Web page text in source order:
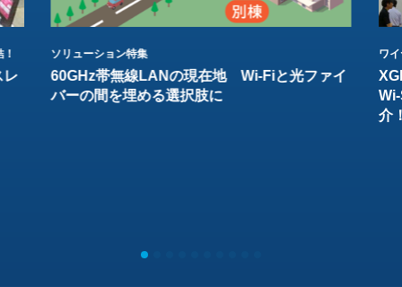
レ
ソリューション特集
60GHz帯無線LANの現在地 Wi-Fiと光ファイ
バーの間を埋める選択肢に
ワ
介